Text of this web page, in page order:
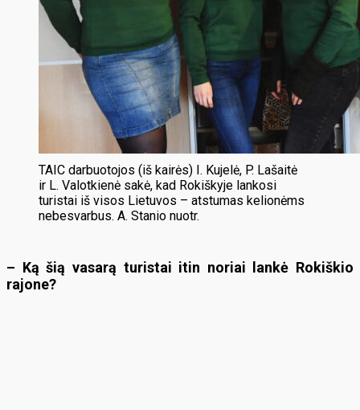
TAIC darbuotojos (iš kairės) I. Kujelė, P. Lašaitė
ir L. Valotkienė sakė, kad Rokiškyje lankosi
turistai iš visos Lietuvos – atstumas kelionėms
nebesvarbus. A. Stanio nuotr.
– Ką šią vasarą turistai itin noriai lankė Rokiškio
rajone?